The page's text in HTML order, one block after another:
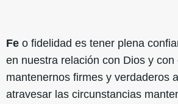
Fe o fidelidad es tener plena
en nuestra relación con Dios y
mantenernos firmes y verdaderos
atravesar las circunstancias